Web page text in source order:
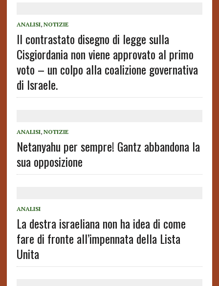
ANALISI, NOTIZIE
Il contrastato disegno di legge sulla
Cisgiordania non viene approvato al primo
voto – un colpo alla coalizione governativa
di Israele.
ANALISI, NOTIZIE
Netanyahu per sempre! Gantz abbandona la
sua opposizione
ANALISI
La destra israeliana non ha idea di come
fare di fronte all’impennata della Lista
Unita